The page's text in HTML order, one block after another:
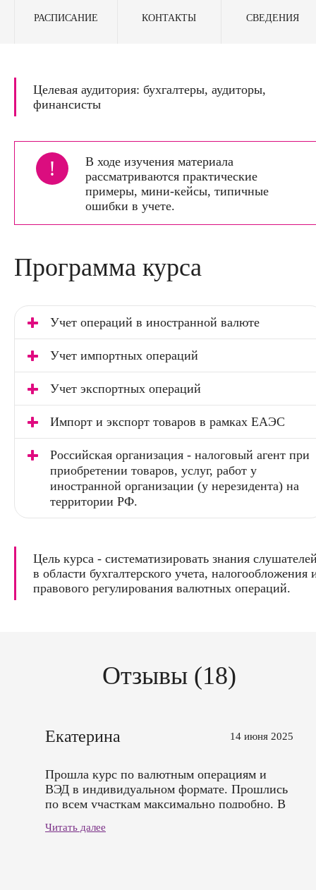
РАСПИСАНИЕ КОНТАКТЫ СВЕДЕНИЯ
Целевая аудитория: бухгалтеры, аудиторы,
финансисты
!
В ходе изучения материала
рассматриваются практические
примеры, мини-кейсы, типичные
ошибки в учете.
Программа курса
Учет операций в иностранной валюте
Учет импортных операций
Учет экспортных операций
Импорт и экспорт товаров в рамках ЕАЭС
Российская организация - налоговый агент при
приобретении товаров, услуг, работ у
иностранной организации (у нерезидента) на
территории РФ.
Цель курса - систематизировать знания
в области бухгалтерского учета, налогообложения
правового регулирования валютных операций.
Отзывы (18)
Екатерина 14 июня 2025
Прошла курс по валютным операциям и
ВЭД в индивидуальном формате. Прошлись
по всем участкам максимально подробно. В
оформления документов. Очень
Читать далее